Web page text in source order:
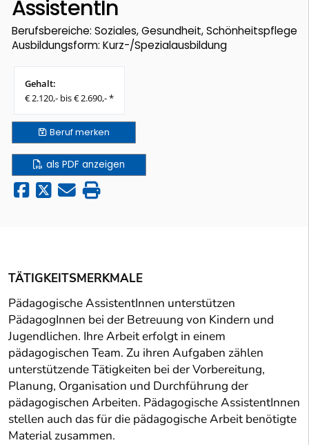
AssistentIn
Berufsbereiche: Soziales, Gesundheit, Schönheitspflege
Ausbildungsform: Kurz-/Spezialausbildung
Gehalt:
€ 2.120,- bis € 2.690,- *
Berufmerken
als PDF anzeigen
TÄTIGKEITSMERKMALE
Pädagogische AssistentInnen unterstützen
PädagogInnen bei der Betreuung von Kindern und
Jugendlichen. Ihre Arbeit erfolgt in einem
pädagogischen Team. Zu ihren Aufgaben zählen
unterstützende Tätigkeiten bei der Vorbereitung,
Planung, Organisation und Durchführung der
pädagogischen Arbeiten. Pädagogische AssistentInnen
stellen auch das für die pädagogische Arbeit benötigte
Material zusammen.